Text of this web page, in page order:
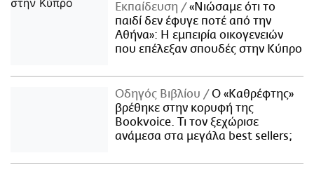
Εκπαίδευση
«Νιώσαμε ότι το
παιδί δεν έφυγε ποτέ από την
Αθήνα»: Η εμπειρία οικογενειών
που επέλεξαν σπουδές στην Κύπρο
Οδηγός Βιβλίου
Ο «Καθρέφτης»
βρέθηκε στην κορυφή της
Bookvoice. Τι τον ξεχώρισε
ανάμεσα στα μεγάλα best sellers;